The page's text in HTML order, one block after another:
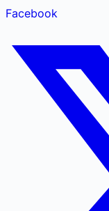
Facebook